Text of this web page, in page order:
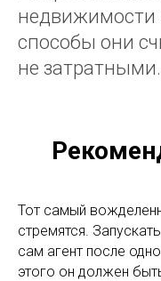
недвижимости
способы они
не затратными.
Тот самый
стремятся.
сам агент после
этого он должен